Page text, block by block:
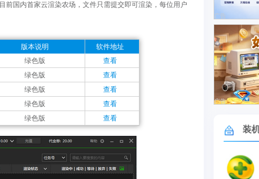
前国内首家云渲染农场，文件只需提交即可渲染，每位用户
版本说明
软件地址
绿色版
查看
绿色版
查看
绿色版
查看
绿色版
查看
绿色版 查看
广告
广告
装